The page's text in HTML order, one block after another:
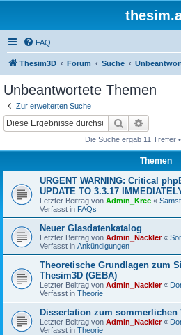
FAQ
Thesim3D Forum Suche
Unbeantwortete Themen
Zur erweiterten Suche
Suche
Die Suche ergab 11 Treffer
Themen
URGENT WARNING: Critical
UPDATE TO 3.3.17
Letzter Beitrag von Admin_Krec «
Verfasst in FAQs
Neuer Glasdatenkatalog
Letzter Beitrag von Admin_Nackler«
Verfasst in Ankündigungen
Theoretische Grundlagen zum
Thesim3D (GEBA)
Letzter Beitrag von Admin_Nackler«
Verfasst in Theorie
Dissertation zum sommerlichen
Letzter Beitrag von Admin_Nackler«
Verfasst in Theorie